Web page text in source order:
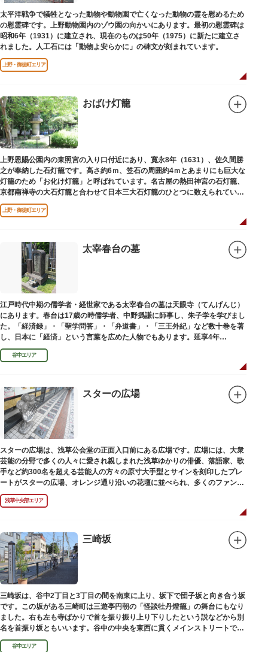
太平洋戦争で犠牲となった動物や動物園で亡くなった動物の霊を慰めるため
の慰霊碑です。上野動物園内のゾウ園の向かいにあります。最初の慰霊碑は
昭和6年（1931）に建立され、現在のものは50年（1975）に新たに建立さ
れました。人工石には「動物よ安らかに」の碑文が刻まれています。
上野・御徒町エリア
おばけ灯籠
上野恩賜公園内の東照宮の入り口付近にあり、寛永8年（1631）、佐久間勝
之が奉納した石灯籠です。高さ約6ｍ、笠石の周囲約4ｍとあまりにも巨大な
灯籠のため「お化け灯籠」と呼ばれています。名古屋の熱田神宮の石灯籠、
京都南禅寺の大石灯籠と合わせて日本三大石灯籠のひとつに数えられていま
す。
上野・御徒町エリア
太宰春台の墓
江戸時代中期の儒学者・経世家である太宰春台の墓は天眼寺（てんげんじ）
にあります。春台は17歳の時儒学者、中野撝謙に師事し、朱子学を学びまし
た。「経済録」・「聖学問答」・「弁道書」・「三王外紀」など数十巻を著
し、日本に「経済」という言葉を広めた人物でもあります。延享4年
（1747）に没しました。
谷中エリア
スターの広場
スターの広場は、浅草公会堂の正面入口前にある広場です。広場には、大衆
芸能の分野で多くの人々に愛され親しまれた浅草ゆかりの俳優、落語家、歌
手など約300名を超える芸能人の方々の原寸大手型とサインを刻印したプレ
ートがスターの広場、オレンジ通り沿いの花壇に並べられ、多くのファンに
親しまれています。
浅草中央部エリア
三崎坂
三崎坂は、谷中2丁目と3丁目の間を南東に上り、坂下で団子坂と向き合う坂
です。この坂がある三崎町は三遊亭円朝の「怪談牡丹燈籠」の舞台にもなり
ました。右も左も寺ばかりで首を振り振り上り下りしたという説などから別
名を首振り坂ともいいます。谷中の中央を東西に貫くメインストリートで
す。
谷中エリア